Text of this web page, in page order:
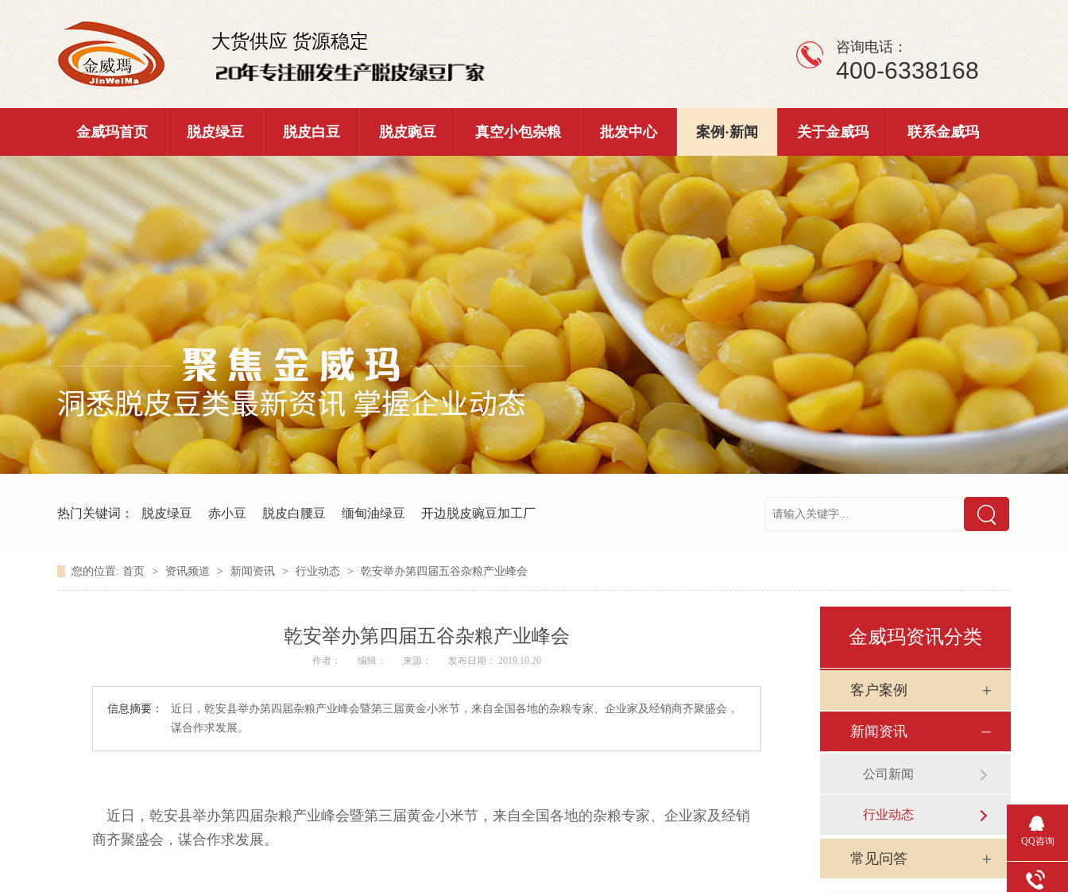
大货供应 货源稳定 咨询电话：
400-6338168
金威玛首页 脱皮绿豆 脱皮白豆 脱皮豌豆 真空小包杂粮 批发中心 案例·新闻 关于金威玛 联系金威玛
热门关键词： 脱皮绿豆 赤小豆 脱皮白腰豆 缅甸油绿豆 开边脱皮豌豆加工厂
您的位置: 首页 > 资讯频道 > 新闻资讯 > 行业动态 > 乾安举办第四届五谷杂粮产业峰会
乾安举办第四届五谷杂粮产业峰会
作者： 编辑： 来源： 发布日期： 2019.10.20
信息摘要：
近日，乾安县举办第四届杂粮产业峰会暨第三届黄金小米节，来自全国各地的杂粮专家、企业家及经销商齐聚盛会，
谋合作求发展。
近日，乾安县举办第四届杂粮产业峰会暨第三届黄金小米节，来自全国各地的杂粮专家、企业家及经销
商齐聚盛会，谋合作求发展。
金威玛资讯分类
客户案例
新闻资讯
公司新闻
行业动态
常见问答
QQ咨询